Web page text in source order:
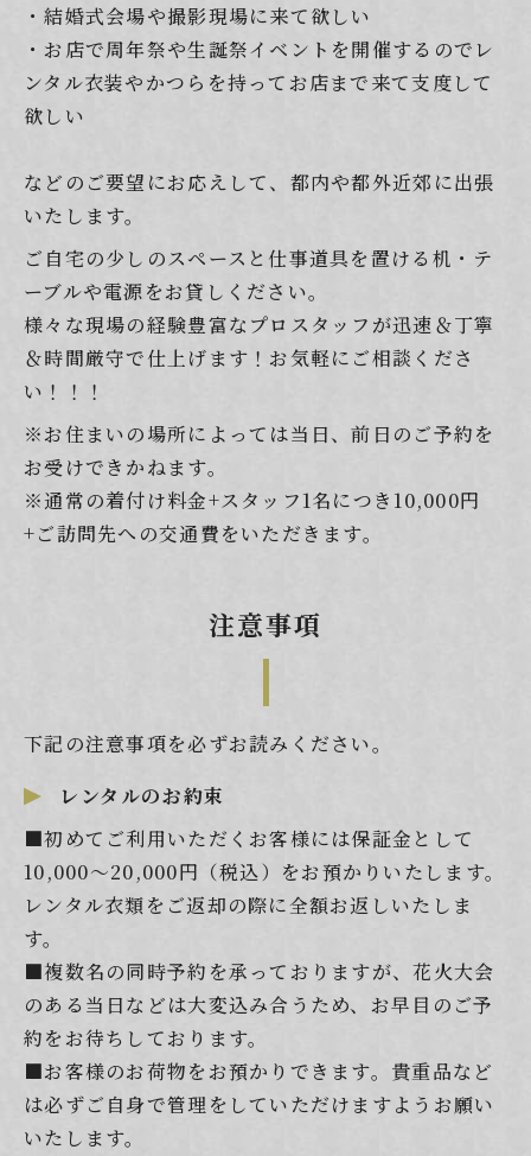
・結婚式会場や撮影現場に来て欲しい
・お店で周年祭や生誕祭イベントを開催するのでレ
ンタル衣装やかつらを持ってお店まで来て支度して
欲しい
などのご要望にお応えして、都内や都外近郊に出張
いたします。
ご自宅の少しのスペースと仕事道具を置ける机・テ
ーブルや電源をお貸しください。
様々な現場の経験豊富なプロスタッフが迅速＆丁寧
＆時間厳守で仕上げます！お気軽にご相談くださ
い！！！
※お住まいの場所によっては当日、前日のご予約を
お受けできかねます。
※通常の着付け料金+スタッフ1名につき10,000円
+ご訪問先への交通費をいただきます。
注意事項
下記の注意事項を必ずお読みください。
レンタルのお約束
■初めてご利用いただくお客様には保証金として
10,000～20,000円（税込）をお預かりいたします。
レンタル衣類をご返却の際に全額お返しいたしま
す。
■複数名の同時予約を承っておりますが、花火大会
のある当日などは大変込み合うため、お早目のご予
約をお待ちしております。
■お客様のお荷物をお預かりできます。貴重品など
は必ずご自身で管理をしていただけますようお願い
いたします。